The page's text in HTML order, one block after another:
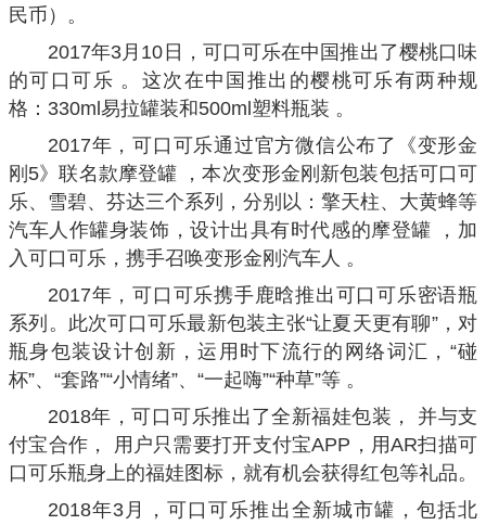
民币）。
2017年3月10日，可口可乐在中国推出了樱桃口味
的可口可乐 。这次在中国推出的樱桃可乐有两种规
格：330ml易拉罐装和500ml塑料瓶装 。
2017年，可口可乐通过官方微信公布了《变形金
刚5》联名款摩登罐 ，本次变形金刚新包装包括可口可
乐、雪碧、芬达三个系列，分别以：擎天柱、大黄蜂等
汽车人作罐身装饰，设计出具有时代感的摩登罐 ，加
入可口可乐，携手召唤变形金刚汽车人 。
2017年，可口可乐携手鹿晗推出可口可乐密语瓶
系列。此次可口可乐最新包装主张“让夏天更有聊”，对
瓶身包装设计创新，运用时下流行的网络词汇，“碰
杯”、“套路”“小情绪”、“一起嗨”“种草”等 。
2018年，可口可乐推出了全新福娃包装， 并与支
付宝合作， 用户只需要打开支付宝APP，用AR扫描可
口可乐瓶身上的福娃图标，就有机会获得红包等礼品。
2018年3月，可口可乐推出全新城市罐，包括北